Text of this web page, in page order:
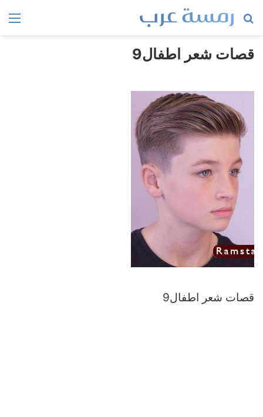
بحث
قصات شعر اطفال9
قصات شعر اطفال9